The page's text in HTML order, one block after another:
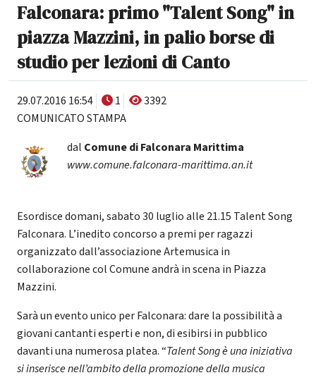
Falconara: primo "Talent Song" in
piazza Mazzini, in palio borse di
studio per lezioni di Canto
29.07.2016 16:54 1
3392
COMUNICATO STAMPA
dal Comune di Falconara Marittima
www.comune.falconara-marittima.an.it
Esordisce domani, sabato 30 luglio alle 21.15 Talent Song
Falconara. L’inedito concorso a premi per ragazzi
organizzato dall’associazione Artemusica in
collaborazione col Comune andrà in scena in Piazza
Mazzini.
Sarà un evento unico per Falconara: dare la possibilità a
giovani cantanti esperti e non, di esibirsi in pubblico
davanti una numerosa platea. “Talent Song è una iniziativa
si inserisce nell’ambito della promozione della musica